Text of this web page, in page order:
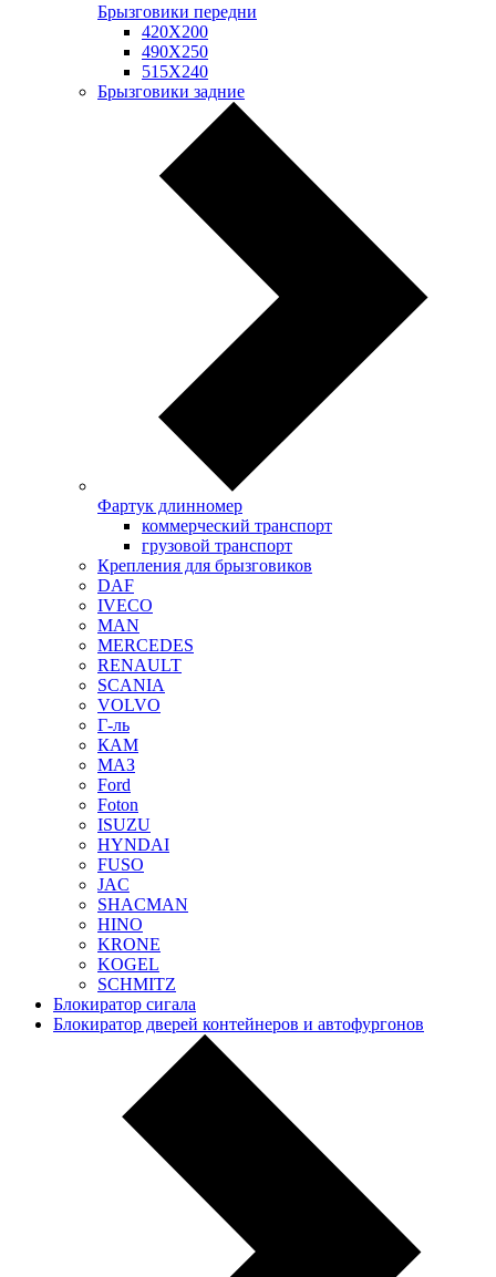
Брызговики передни
420Х200
490Х250
515Х240
Брызговики задние
Фартук длинномер
коммерческий транспорт
грузовой транспорт
Крепления для брызговиков
DAF
IVECO
MAN
MERCEDES
RENAULT
SCANIA
VOLVO
Г-ль
КАМ
МАЗ
Ford
Foton
ISUZU
HYNDAI
FUSO
JAC
SHACMAN
HINO
KRONE
KOGEL
SCHMITZ
Блокиратор сигала
Блокиратор дверей контейнеров и автофургонов